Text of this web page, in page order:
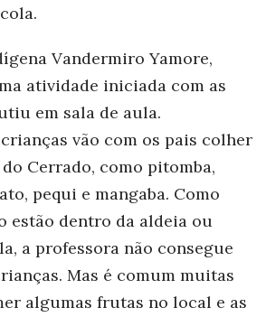
Vandermiro Yamore,
atividade iniciada com as
em sala de aula.
vão com os pais colher
Cerrado, como pitomba,
pequi e mangaba. Como
estão dentro da aldeia ou
a professora não consegue
Mas é comum muitas
algumas frutas no local e as